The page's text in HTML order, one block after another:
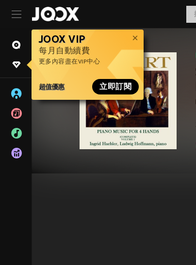
JOOX VIP
每月自動續費
更多內容盡在VIP中心
超值優惠 立即訂閱